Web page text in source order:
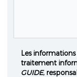
Les
traitement
GUIDE,